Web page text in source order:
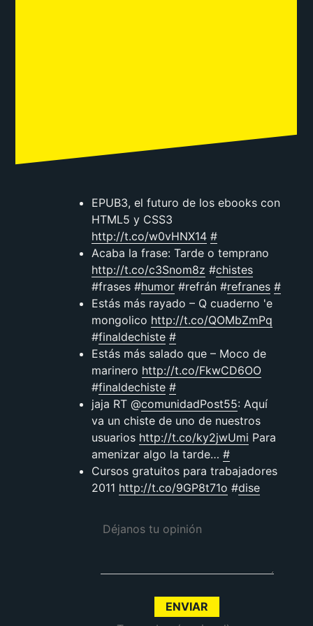
EPUB3, el futuro de los ebooks con
HTML5 y CSS3
http://t.co/w0vHNX14 #
Acaba la frase: Tarde o temprano
http://t.co/c3Snom8z #chistes
#frases #humor#refrán #refranes #
Estás más rayado – Q cuaderno 'e
mongolico http://t.co/QOMbZmPq
#finaldechiste #
Estás más salado que – Moco de
marinero http://t.co/FkwCD6OO
#finaldechiste #
jaja RT @comunidadPost55: Aquí
va un chiste de uno de nuestros
usuarios http://t.co/ky2jwUmi Para
amenizar algo la tarde… #
Cursos gratuitos para trabajadores
2011 http://t.co/9GP8t71o #dise